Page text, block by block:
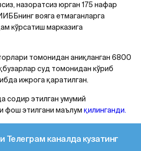
назоратсиз юрган 175 нафар
вояга етмаганларга
кўрсатиш марказига
томонидан аниқланган 6800
суд томонидан кўриб
ижрога қаратилган.
содир этилган умумий
фош этилгани маълум қилинганди.
Телеграм каналда кузатинг